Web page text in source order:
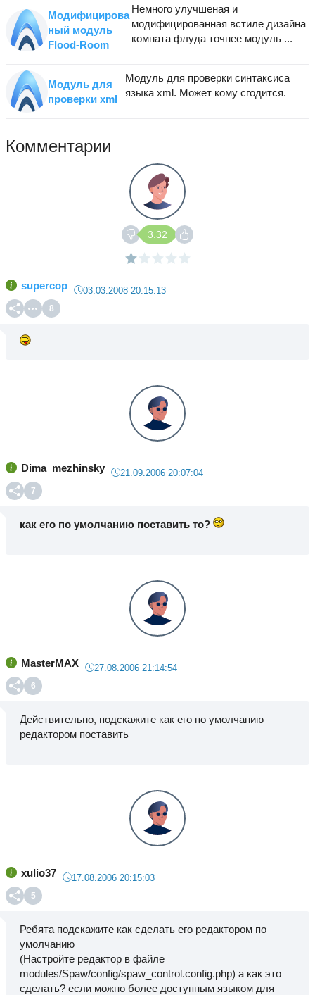
Модифицирова
ный модуль
Flood-Room
Немного улучшеная и
модифицированная встиле дизайна
комната флуда точнее модуль ...
Модуль для
проверки xml
Модуль для проверки синтаксиса
языка xml. Может кому сгодится.
Комментарии
3.32
supercop 03.03.2008 20:15:13
8
Dima_mezhinsky 21.09.2006 20:07:04
7
как его по умолчанию поставить то?
MasterMAX 27.08.2006 21:14:54
6
Действительно, подскажите как его по умолчанию
редактором поставить
xulio37 17.08.2006 20:15:03
5
Ребята подскажите как сделать его редактором по
умолчанию
(Настройте редактор в файле
modules/Spaw/config/spaw_control.config.php) а как это
сделать? если можно более доступным языком для